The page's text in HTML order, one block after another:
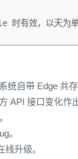
时有效，以天为
统自带 Edge 共
API 接口变化作
。
线升级。